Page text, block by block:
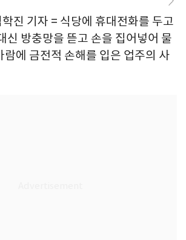
진 기자 = 식당에 휴대전화를 두고
신 방충망을 뜯고 손을 집어넣어 물
람에 금전적 손해를 입은 업주의 사